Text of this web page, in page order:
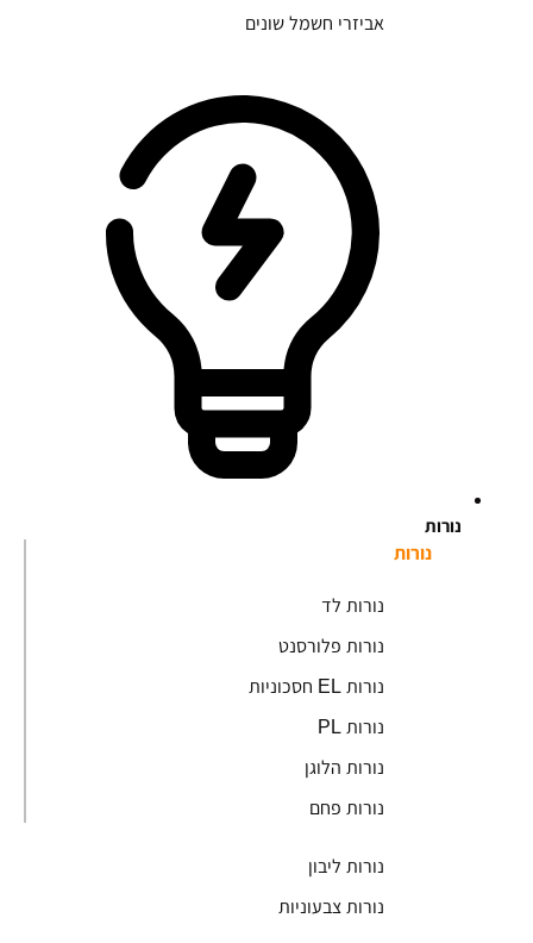
אביזרי חשמל שונים
נורות
נורות
נורות לד
נורות פלורסנט
נורות EL חסכוניות
נורות PL
נורות הלוגן
נורות פחם
נורות ליבון
נורות צבעוניות